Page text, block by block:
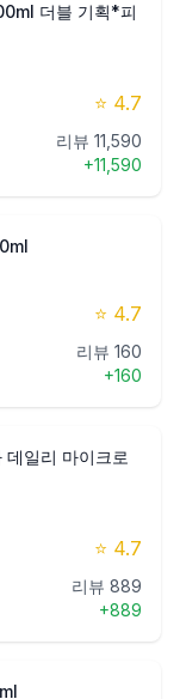
더블 기획*피
⭐ 4.7
리뷰 11,590
+11,590
⭐ 4.7
리뷰 160
+160
일리 마이크로
⭐ 4.7
리뷰 889
+889